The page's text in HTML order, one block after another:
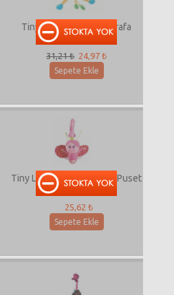
Tiny Love Titreyen Zürafa
Puset Oyuncakları
31,21 ₺ 24,97 ₺
Sepete Ekle
Tiny Love Kelebek Betty Puset
Oyuncağı
25,62 ₺
Sepete Ekle